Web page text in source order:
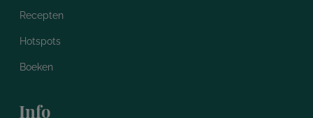
Recepten
Hotspots
Boeken
Info